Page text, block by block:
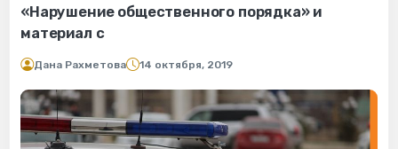
«Нарушение общественного порядка» и
материал с
Дана Рахметова 14 октября, 2019